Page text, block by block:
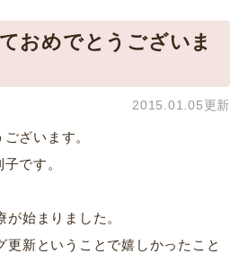
おめでとうございま
2015.01.05更新
ざいます。
です。
始まりました。
更新ということで嬉しかったこと